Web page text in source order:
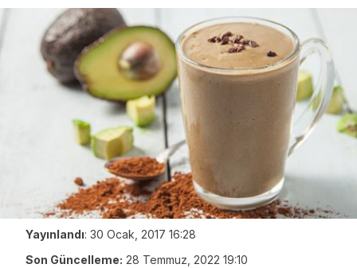
Yayınlandı: 30 Ocak, 2017 16:28
Son Güncelleme: 28 Temmuz, 2022 19:10